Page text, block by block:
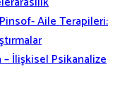
Aile Terapileri:
İlişkisel Psikanalize